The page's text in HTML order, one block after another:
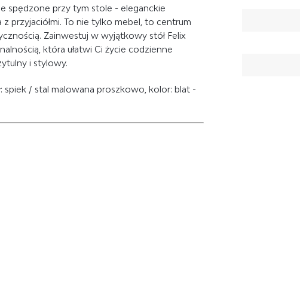
spędzone przy tym stole - eleganckie
przyjaciółmi. To nie tylko mebel, to centrum
Zainwestuj w wyjątkowy stół Felix
która ułatwi Ci życie codzienne
i stylowy.
spiek / stal malowana proszkowo, kolor: blat -